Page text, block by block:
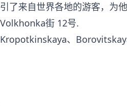
了来自世界各地的游客，为
街 12号.
、